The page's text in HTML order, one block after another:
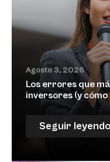
Agosto 3, 2026
Los errores que
inversores (y
Seguir leyendo